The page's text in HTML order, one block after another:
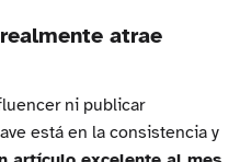
atrae
ni publicar
está en la consistencia y